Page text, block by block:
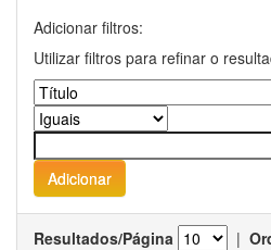
Adicionar filtros:
Utilizar filtros para refinar o
Resultados/Página |